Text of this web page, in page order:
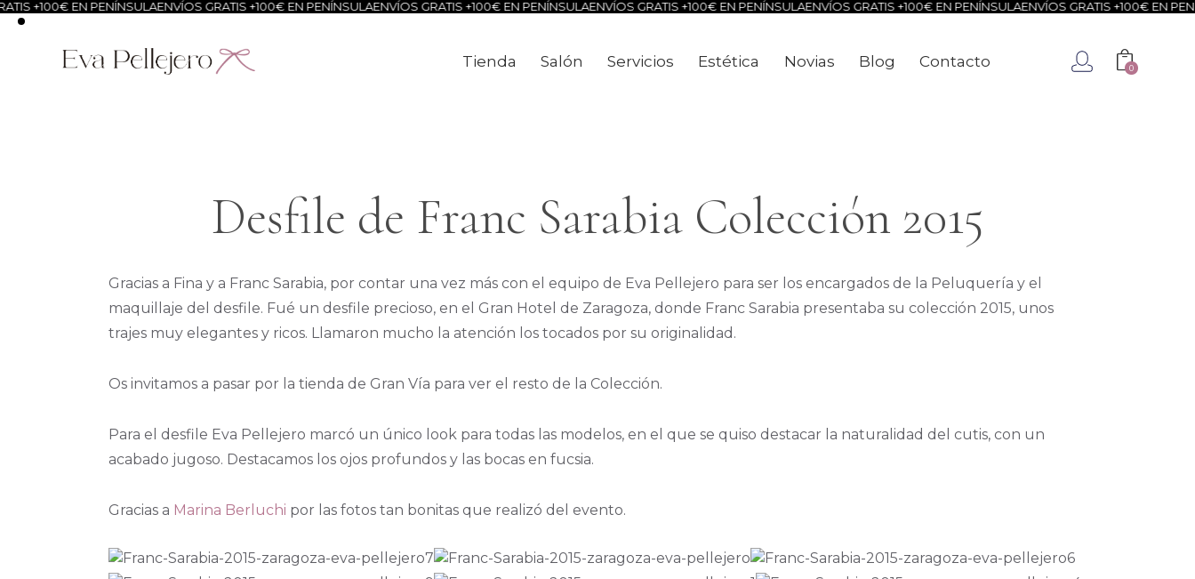
+100€ EN PENÍNSULAENVÍOS GRATIS +100€ EN PENÍNSULAENVÍOS GRATIS +100€ EN PENÍNSULAENVÍOS GRATIS +100€ EN PENÍNSULAENVÍOS GRATIS +100€ EN PENÍNSULAENVÍOS GRATIS +100€ EN
Tienda Salón Servicios Estética Novias Blog Contacto 0
Desfile de Franc Sarabia Colección 2015
Gracias a Fina y a Franc Sarabia, por contar una vez más con el equipo de Eva Pellejero para ser los encargados de la Peluquería y el
maquillaje del desfile. Fué un desfile precioso, en el Gran Hotel de Zaragoza, donde Franc Sarabia presentaba su colección 2015, unos
trajes muy elegantes y ricos. Llamaron mucho la atención los tocados por su originalidad.
Os invitamos a pasar por la tienda de Gran Vía para ver el resto de la Colección.
Para el desfile Eva Pellejero marcó un único look para todas las modelos, en el que se quiso destacar la naturalidad del cutis, con un
acabado jugoso. Destacamos los ojos profundos y las bocas en fucsia.
Gracias a Marina Berluchi por las fotos tan bonitas que realizó del evento.